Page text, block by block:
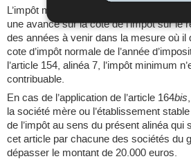
L’impôt minimum perçu au titre de cet
une avance sur la cote de l’impôt sur le
des années à venir dans la mesure où il
cote d’impôt normale de l’année
l’article 154, alinéa 7, l’impôt minimum
contribuable.
En cas de l’application de l’article 164bis
la société mère ou l’établissement
de l’impôt au sens du présent alinéa qui
cet article par chacune des sociétés du
dépasser le montant de 20.000 euros.